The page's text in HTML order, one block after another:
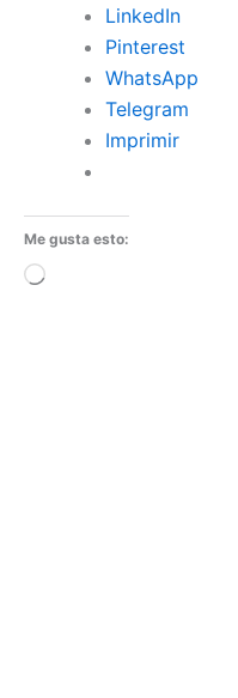
LinkedIn
Pinterest
WhatsApp
Telegram
Imprimir
Me gusta esto:
Cargando...